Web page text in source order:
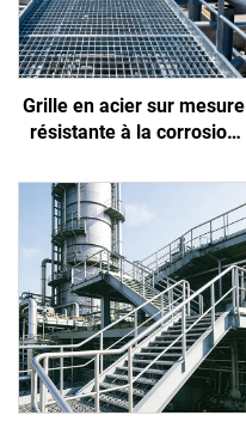
Grille en acier sur mesure
résistante à la corrosion
pour usines chimiques et
pétrochimiques